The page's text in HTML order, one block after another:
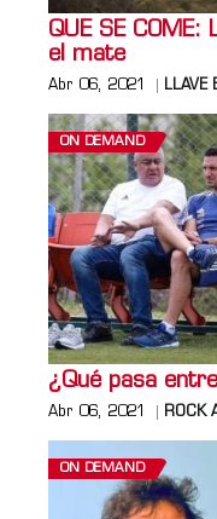
QUE SE
el mate
Abr 06, 2021 LLAVE
ON DEMAND
¿Qué pasa
Abr 06, 2021 ROCK
ON DEMAND